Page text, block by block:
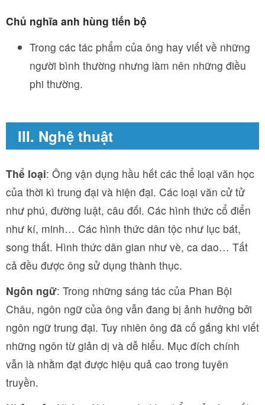
Chủ nghĩa anh hùng tiến bộ
Trong các tác phẩm của ông hay viết về những
người bình thường nhưng làm nên những điều
phi thường.
III. Nghệ thuật
Thể loại: Ông vận dụng hầu hết các thể loại văn học
của thời kì trung đại và hiện đại. Các loại văn cử tử
như phú, đường luật, câu đối. Các hình thức cổ điển
như kí, minh… Các hình thức dân tộc như lục bát,
song thất. Hình thức dân gian như vè, ca dao… Tất
cả đều được ông sử dụng thành thục.
Ngôn ngữ: Trong những sáng tác của Phan Bội
Châu, ngôn ngữ của ông vẫn đang bị ảnh hưởng bởi
ngôn ngữ trung đại. Tuy nhiên ông đã cố gắng khi viết
những ngôn từ giản dị và dễ hiểu. Mục đích chính
vẫn là nhằm đạt được hiệu quả cao trong tuyên
truyền.